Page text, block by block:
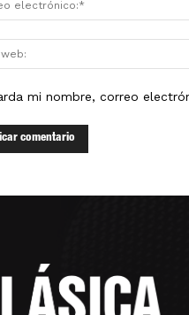
mi nombre, correo